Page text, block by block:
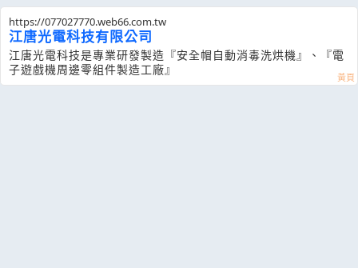
https://077027770.web66.com.tw
江唐光電科技有限公司
江唐光電科技是專業研發製造『安全帽自動消毒洗烘機』、『電
子遊戲機周邊零組件製造工廠』